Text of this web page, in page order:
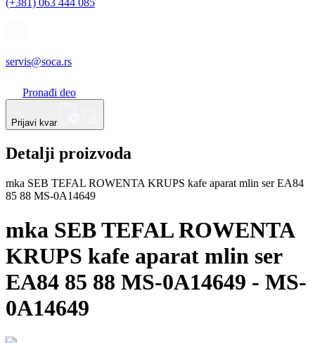
(+381) 063 444 085
servis@soca.rs
Pronađi deo
Prijavi kvar
Detalji proizvoda
mka SEB TEFAL ROWENTA KRUPS kafe aparat mlin ser EA84
85 88 MS-0A14649
mka SEB TEFAL ROWENTA
KRUPS kafe aparat mlin ser
EA84 85 88 MS-0A14649 - MS-
0A14649